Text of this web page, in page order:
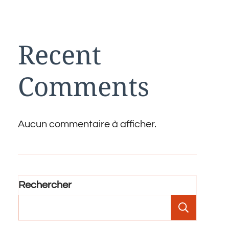
Recent
Comments
Aucun commentaire à afficher.
Rechercher